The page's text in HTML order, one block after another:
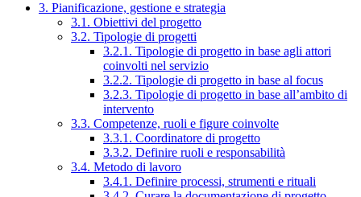
3. Pianificazione, gestione e strategia
3.1. Obiettivi del progetto
3.2. Tipologie di progetti
3.2.1. Tipologie di progetto in base agli attori
coinvolti nel servizio
3.2.2. Tipologie di progetto in base al focus
3.2.3. Tipologie di progetto in base all’ambito di
intervento
3.3. Competenze, ruoli e figure coinvolte
3.3.1. Coordinatore di progetto
3.3.2. Definire ruoli e responsabilità
3.4. Metodo di lavoro
3.4.1. Definire processi, strumenti e rituali